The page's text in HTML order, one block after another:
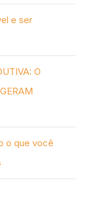
e ser
O
o que você